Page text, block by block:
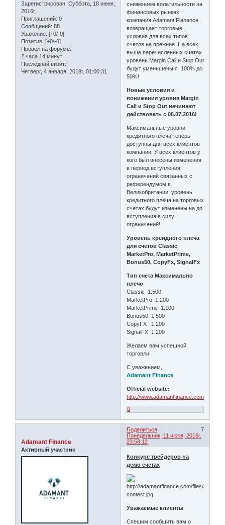
Зарегистрирован: Суббота, 18 июня,
2016г.
Приглашений: 0
Сообщений: 88
Уважение: [+0/-0]
Позитив: [+0/-0]
Провел на форуме:
2 часа 14 минут
Последний визит:
Четверг, 4 января, 2018г. 01:00:31
снижением волатильности на
финансовых рынках
компания Adamant Fianance
возвращает торговые
условия для всех типов
счетов на прежние. На всех
выше перечисленных счетах
уровень Margin Call и Stop Out
будут уменьшены с 100% до
50%!
Новые условия и
понижения уровня Margin
Call и Stop Out начинают
действовать с 06.07.2016!
Максимальные уровни
кредитного плеча теперь
доступны для всех клиентов
компании. У всех клиентов у
кого был внесены изменения
в период вступления
ограничений связанных с
референдумом в
Великобритании, уровень
кредитного плеча на торговых
счетах будут изменены на до
вступления в силу
ограничений!
Уровень креидного плеча
для счетов Classic
MarketPro, MarketPrime,
Bonus50, CopyFx, SignalFx
Тип счета Максимально
плечо
Classic 1:500
MarketPro 1:200
MarketPrime 1:100
Bonus50 1:500
CopyFX 1:200
SignalFX 1:200
Желаем вам успешной
торговли!
С уважением,
Adamant Finance
Official website:
http://www.adamantfinance.com
0
Поделиться
7
Понедельник, 11 июля, 2016г.
23:58:12
Adamant Finance
Активный участник
Конкурс трейдеров на
демо счетах
Уважаемые клиенты
Спешим сообщить вам о